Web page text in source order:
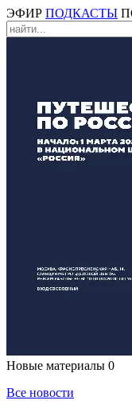
ЭФИР ПОДКАСТЫ
Новые материалы 0
Все новости